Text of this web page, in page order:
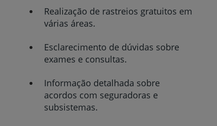
Realização de rastreios gratuitos em
várias áreas.
Esclarecimento de dúvidas sobre
exames e consultas.
Informação detalhada sobre
acordos com seguradoras e
subsistemas.